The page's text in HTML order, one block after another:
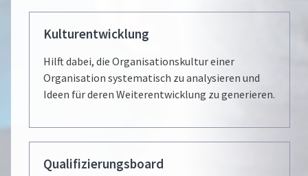
Kulturentwicklung
Hilft dabei, die Organisationskultur einer
Organisation systematisch zu analysieren und
Ideen für deren Weiterentwicklung zu generieren.
Qualifizierungsboard